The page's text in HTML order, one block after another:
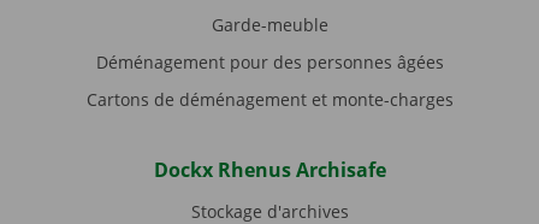
Garde-meuble
Déménagement pour des personnes âgées
Cartons de déménagement et monte-charges
Dockx Rhenus Archisafe
Stockage d'archives